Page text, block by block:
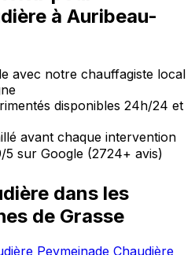
à Auribeau-
avec notre chauffagiste local
disponibles 24h/24 et
avant chaque intervention
5 sur Google (2724+ avis)
dans les
de Grasse
Peymeinade Chaudière